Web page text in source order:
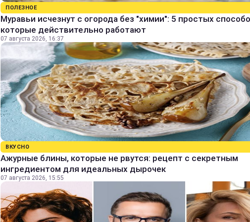
ПОЛЕЗНОЕ
Муравьи исчезнут с огорода без "химии": 5 простых
которые действительно работают
07 августа 2026, 16:37
ВКУСНО
Ажурные блины, которые не рвутся: рецепт с секретным
ингредиентом для идеальных дырочек
07 августа 2026, 15:55